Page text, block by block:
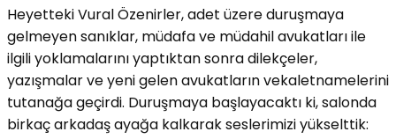
Heyetteki Vural Özenirler, adet üzere duruşmaya
gelmeyen sanıklar, müdafa ve müdahil avukatları ile
ilgili yoklamalarını yaptıktan sonra dilekçeler,
yazışmalar ve yeni gelen avukatların vekaletnamelerini
tutanağa geçirdi. Duruşmaya başlayacaktı ki, salonda
birkaç arkadaş ayağa kalkarak seslerimizi yükselttik: